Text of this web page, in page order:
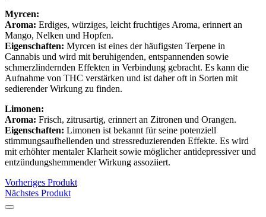
Myrcen:
Aroma: Erdiges, würziges, leicht fruchtiges Aroma, erinnert an
Mango, Nelken und Hopfen.
Eigenschaften: Myrcen ist eines der häufigsten Terpene in
Cannabis und wird mit beruhigenden, entspannenden sowie
schmerzlindernden Effekten in Verbindung gebracht. Es kann die
Aufnahme von THC verstärken und ist daher oft in Sorten mit
sedierender Wirkung zu finden.
Limonen:
Aroma: Frisch, zitrusartig, erinnert an Zitronen und Orangen.
Eigenschaften: Limonen ist bekannt für seine potenziell
stimmungsaufhellenden und stressreduzierenden Effekte. Es wird
mit erhöhter mentaler Klarheit sowie möglicher antidepressiver und
entzündungshemmender Wirkung assoziiert.
Vorheriges Produkt
Nächstes Produkt